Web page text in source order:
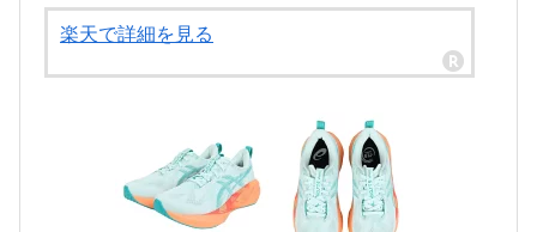
楽天で詳細を見る